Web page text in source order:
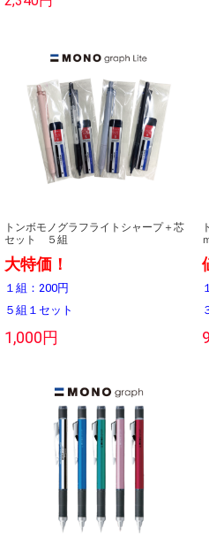
トンボモノグラフライトシャープ＋芯
セット ５組
大特価！
１組：200円
５組１セット
1,000円